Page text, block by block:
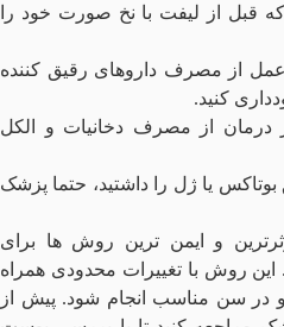
قبل از لیفت با نخ صورت خود را
از مصرف داروهای رقیق کننده
کنید.
از مصرف دخانیات و الکل
یا ژل را داشتید، حتما پزشک
و ایمن ترین روش ها برای
روش با تغییرات محدودی همراه
در سن مناسب انجام شود. پیش از